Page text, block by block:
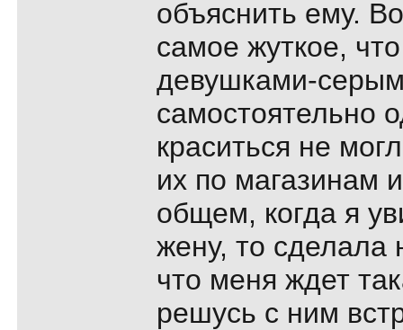
объяснить ему.
самое жуткое,
девушками-
самостоятельно
краситься не
их по магазинам
общем, когда я
жену, то сделала
что меня ждет
решусь с ним